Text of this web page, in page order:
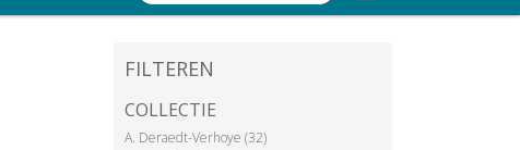
FILTEREN
COLLECTIE
A. Deraedt-Verhoye (32)